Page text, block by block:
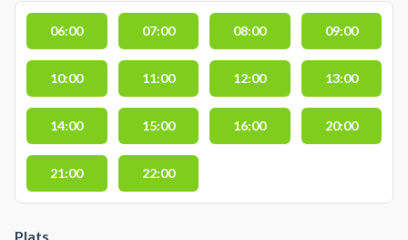
06:00 07:00 08:00 09:00
10:00 11:00 12:00 13:00
14:00 15:00 16:00 20:00
21:00 22:00
Plats